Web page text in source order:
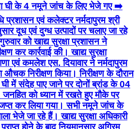
घी के 4 नमूने जांच के लिए भेजे गए ➡️
प्रशासन एवं कलेक्टर नर्मदापुरम श्री
दूध एवं दुग्ध उत्पादों पर चलाए जा रहे
को खाद्य सुरक्षा प्रशासन ने
कर कार्रवाई की। खाद्य सुरक्षा
एवं कमलेश एस. दियावार ने नर्मदापुरम
औचक निरीक्षण किया। निरीक्षण के दौरान
घी में संदेह पाए जाने पर दोनों ब्रांड के 04
को ध्यान में रखते हुए मौके पर
कर लिया गया। सभी नमूने जांच के
भेजे जा रहे हैं। खाद्य सुरक्षा अधिकारी